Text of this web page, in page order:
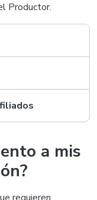
Productor.
a mis